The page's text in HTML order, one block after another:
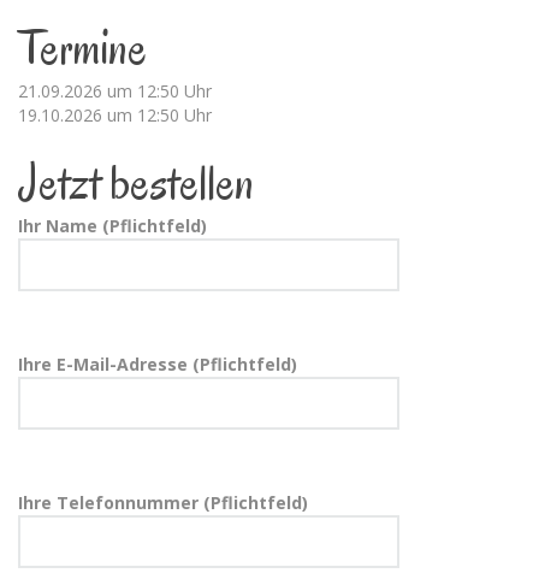
Termine
21.09.2026 um 12:50 Uhr
19.10.2026 um 12:50 Uhr
Jetzt bestellen
Ihr Name (Pflichtfeld)
Ihre E-Mail-Adresse (Pflichtfeld)
Ihre Telefonnummer (Pflichtfeld)